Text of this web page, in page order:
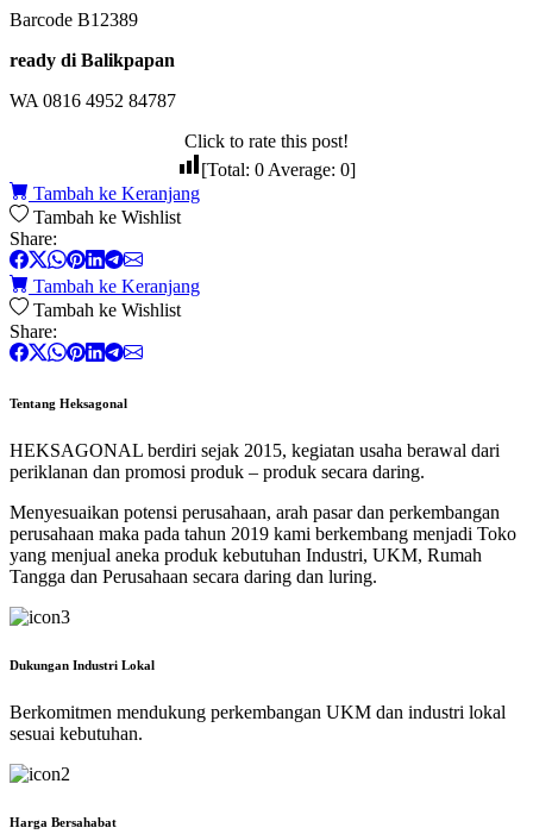
Barcode B12389
ready di Balikpapan
WA 0816 4952 84787
Click to rate this post!
[Total: 0 Average: 0]
Tambah ke Keranjang
Tambah ke Wishlist
Share:
Tambah ke Keranjang
Tambah ke Wishlist
Share:
Tentang Heksagonal
HEKSAGONAL berdiri sejak 2015, kegiatan usaha berawal dari
periklanan dan promosi produk – produk secara daring.
Menyesuaikan potensi perusahaan, arah pasar dan perkembangan
perusahaan maka pada tahun 2019 kami berkembang menjadi Toko
yang menjual aneka produk kebutuhan Industri, UKM, Rumah
Tangga dan Perusahaan secara daring dan luring.
Dukungan Industri Lokal
Berkomitmen mendukung perkembangan UKM dan industri lokal
sesuai kebutuhan.
Harga Bersahabat